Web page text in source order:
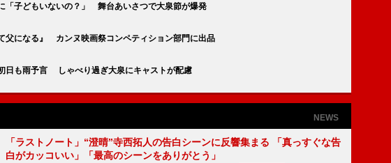
「子どもいないの？」 舞台あいさつで大泉節が爆発
父になる』 カンヌ映画祭コンペティション部門に出品
日も雨予言 しゃべり過ぎ大泉にキャストが配慮
NEWS
「ラストノート」“澄晴”寺西拓人の告白シーンに反響集まる 「真っすぐな告
白がカッコいい」「最高のシーンをありがとう」